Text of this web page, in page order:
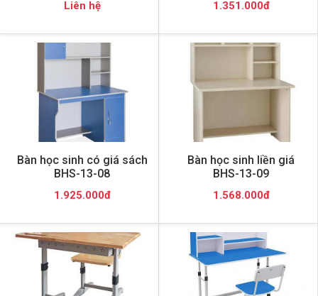
Liên hệ 1.351.000đ
Bàn học sinh có giá sách
BHS-13-08
1.925.000đ
Bàn học sinh liền giá
BHS-13-09
1.568.000đ